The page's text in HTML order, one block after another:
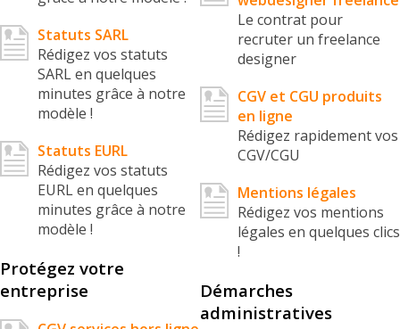
Statuts SARL
Rédigez vos statuts
SARL en quelques
minutes grâce à notre
modèle !
Statuts EURL
Rédigez vos statuts
EURL en quelques
minutes grâce à notre
modèle !
Protégez votre
entreprise
Le contrat pour
recruter un freelance
designer
CGV et CGU produits
en ligne
Rédigez rapidement vos
CGV/CGU
Mentions légales
Rédigez vos mentions
légales en quelques clics
!
Démarches
administratives